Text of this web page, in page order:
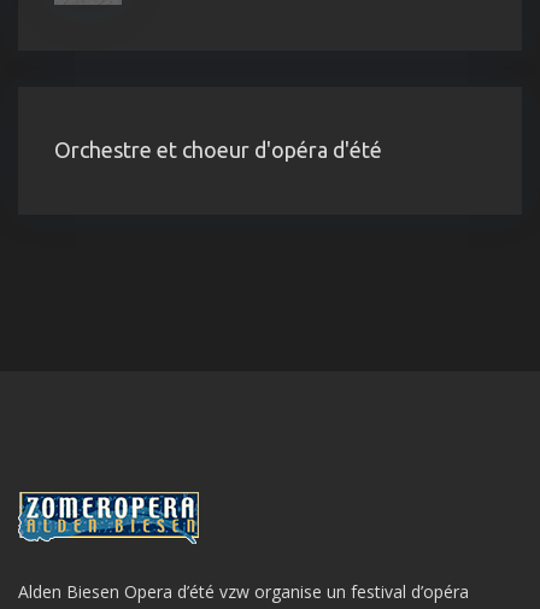
Orchestre et choeur d'opéra d'été
Alden Biesen Opera d’été vzw organise un festival d’opéra